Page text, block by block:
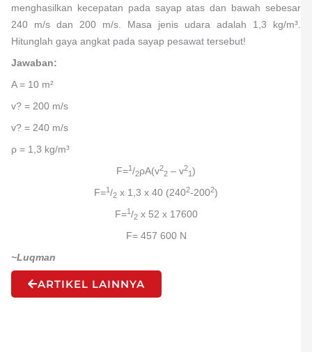
menghasilkan kecepatan pada sayap atas dan bawah sebesar
240 m/s dan 200 m/s. Masa jenis udara adalah 1,3 kg/m³.
Hitunglah gaya angkat pada sayap pesawat tersebut!
Jawaban:
A = 10 m²
v? = 200 m/s
v? = 240 m/s
ρ = 1,3 kg/m³
F=1/2ρA(v2
2 – v2
1)
F=1/2 x 1,3 x 40 (2402-2002)
F=1/2x 52 x 17600
F= 457 600 N
~Luqman
ARTIKEL LAINNYA